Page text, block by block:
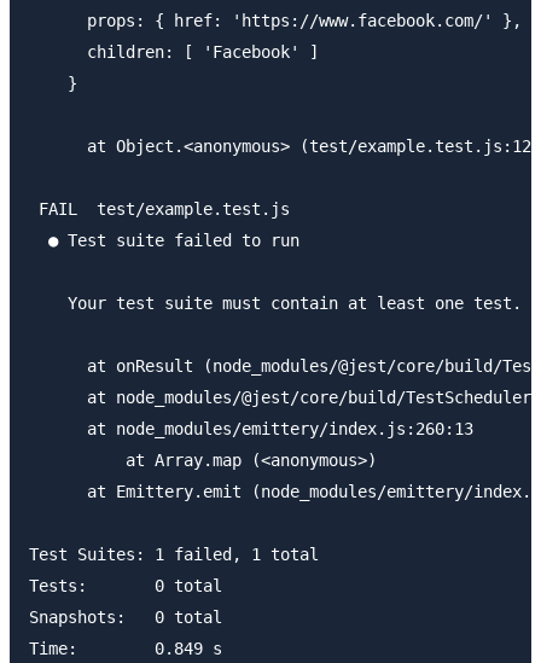
      props: { href: 'https://www.facebook.com/' },
      children: [ 'Facebook' ]
    }
at Object.<anonymous> (test/
FAIL  test/example.test.js
  ● Test suite failed to run
    Your test suite must contain at least one test.
at onResult (node_modules/@jest/core/build/
at node_modules/@jest/core/build/
      at node_modules/emittery/index.js:260:13
          at Array.map (<anonymous>)
at Emittery.emit (node_modules/emittery/
Test Suites: 1 failed, 1 total
Tests:       0 total
Snapshots:   0 total
Time:        0.849 s